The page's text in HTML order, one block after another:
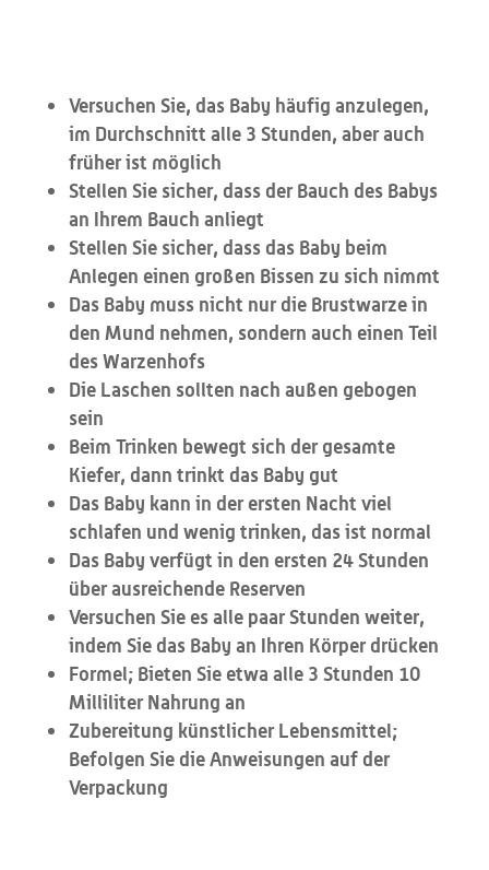
Versuchen Sie, das Baby häufig anzulegen,
im Durchschnitt alle 3 Stunden, aber auch
früher ist möglich
Stellen Sie sicher, dass der Bauch des Babys
an Ihrem Bauch anliegt
Stellen Sie sicher, dass das Baby beim
Anlegen einen großen Bissen zu sich nimmt
Das Baby muss nicht nur die Brustwarze in
den Mund nehmen, sondern auch einen Teil
des Warzenhofs
Die Laschen sollten nach außen gebogen
sein
Beim Trinken bewegt sich der gesamte
Kiefer, dann trinkt das Baby gut
Das Baby kann in der ersten Nacht viel
schlafen und wenig trinken, das ist normal
Das Baby verfügt in den ersten 24 Stunden
über ausreichende Reserven
Versuchen Sie es alle paar Stunden weiter,
indem Sie das Baby an Ihren Körper drücken
Formel; Bieten Sie etwa alle 3 Stunden 10
Milliliter Nahrung an
Zubereitung künstlicher Lebensmittel;
Befolgen Sie die Anweisungen auf der
Verpackung